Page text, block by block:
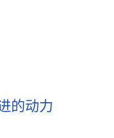
的动力